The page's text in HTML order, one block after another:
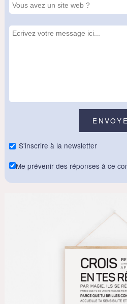
S'inscrire à la newsletter
Me prévenir des réponses à ce